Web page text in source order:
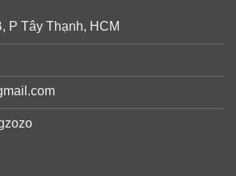
P Tây Thạnh, HCM